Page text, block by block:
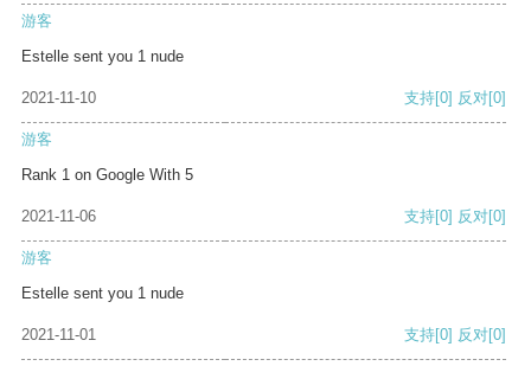
游客
Estelle sent you 1 nude
2021-11-10 支持[0] 反对[0]
游客
Rank 1 on Google With 5
2021-11-06 支持[0] 反对[0]
游客
Estelle sent you 1 nude
2021-11-01 支持[0] 反对[0]